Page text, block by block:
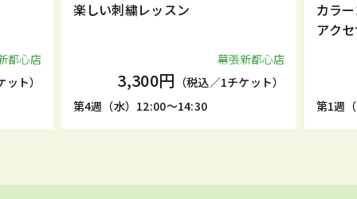
円（税込／1チケット）
カラーコーディネートも出来る
2,310円（税込／1チケ
第1週（金）13:00～14:30